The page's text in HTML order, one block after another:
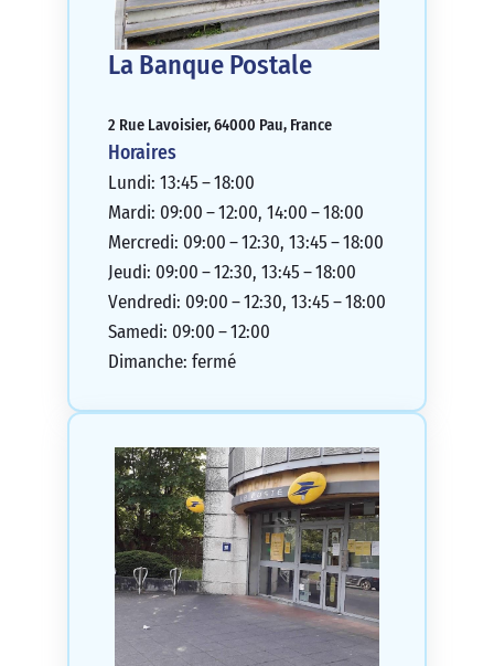
La Banque Postale
2 Rue Lavoisier, 64000 Pau, France
Horaires
Lundi: 13:45 – 18:00
Mardi: 09:00 – 12:00, 14:00 – 18:00
Mercredi: 09:00 – 12:30, 13:45 – 18:00
Jeudi: 09:00 – 12:30, 13:45 – 18:00
Vendredi: 09:00 – 12:30, 13:45 – 18:00
Samedi: 09:00 – 12:00
Dimanche: fermé